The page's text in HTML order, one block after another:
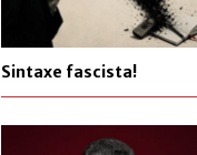
Sintaxe fascista!